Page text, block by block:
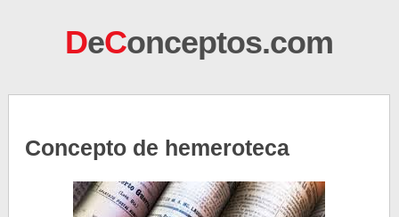
DeConceptos.com
Concepto de hemeroteca